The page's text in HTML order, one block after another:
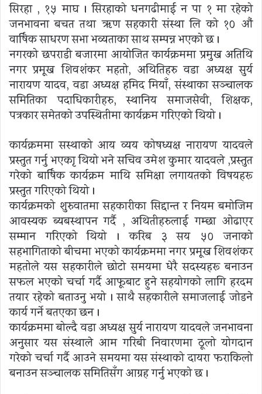
सिरहा , १५ माघ । सिरहाको धनगढीमाई न पा १ मा रहेको
जनभावना बचत तथा ऋण सहकारी संस्था लि को १० औं
वार्षिक साधरण सभा भव्यताका साथ सम्पन्न भएको छ ।
नगरको छपराडी बजारमा आयोजित कार्यक्रममा प्रमुख अतिथि
नगर प्रमूख शिवशंकर महतो, अथितिहरु वडा अध्यक्ष सुर्य
नारायण यादव, वडा अध्यक्ष हमिद मियाँ, संस्थाका सञ्चालक
समितिका पदाधिकारीहरु, स्थानिय समाजसेवी, शिक्षक,
पत्रकार समेतको उपस्थितीमा कार्यक्रम गरिएको थियो ।
कार्यक्रममा सस्थाको आय व्यय कोषध्यक्ष नारायण यादवले
प्रस्तुत गर्नु भएकाृ थियो भने सचिव उमेश कुमार यादवले ,प्रस्तुत
गरेको बार्षिक कार्यक्रम माथि समिक्षा लगायतको विषयहरू
प्रस्तुत गरिएको थियो ।
कार्यक्रमको शुरुवातमा सहकारीका सिद्दान्त र नियम बमोजिम
आवस्यक ब्यबस्थापन गर्दै , अथितीहरुलाई गम्छा ओढाएर
सम्मान गरिएको थियो । करिब ३ सय ५० जनाको
सहभागिताको बीचमा भएको कार्यक्रममा नगर प्रमूख शिवशंकर
महतोले यस सहकारीले छोटो समयमा धेरै सदस्यहरू बनाउन
सफल भएको चर्चा गर्दै आफूबाट हुने सहयोगको लागि हरदम
तयार रहेको बताउनु भयो । साथै सहकारीले समाजलाई जोडने
कार्य गर्ने बतएका छन ।
कार्यक्रममा बोल्दै वडा अध्यक्ष सुर्य नारायण यादवले जनभावना
अनुसार यस संस्थाले आम गरिबी निवारणमा ठूलो योगदान
गरेको चर्चा गर्दै आउने समयमा यस संस्थाको दायरा फराकिलो
बनाउन सञ्चालक समितिसँग आग्रह गर्नु भएको छ ।